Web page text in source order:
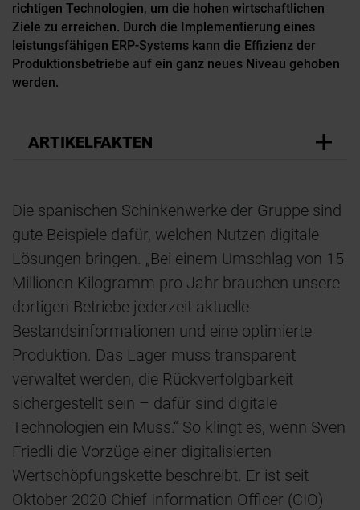
richtigen Technologien, um die hohen wirtschaftlichen
Ziele zu erreichen. Durch die Implementierung eines
leistungsfähigen ERP-Systems kann die Effizienz der
Produktionsbetriebe auf ein ganz neues Niveau gehoben
werden.
ARTIKELFAKTEN
Die spanischen Schinkenwerke der Gruppe sind
gute Beispiele dafür, welchen Nutzen digitale
Lösungen bringen. „Bei einem Umschlag von 15
Millionen Kilogramm pro Jahr brauchen unsere
dortigen Betriebe jederzeit aktuelle
Bestandsinformationen und eine optimierte
Produktion. Das Lager muss transparent
verwaltet werden, die Rückverfolgbarkeit
sichergestellt sein – dafür sind digitale
Technologien ein Muss.“ So klingt es, wenn Sven
Friedli die Vorzüge einer digitalisierten
Wertschöpfungskette beschreibt. Er ist seit
Oktober 2020 Chief Information Officer (CIO)